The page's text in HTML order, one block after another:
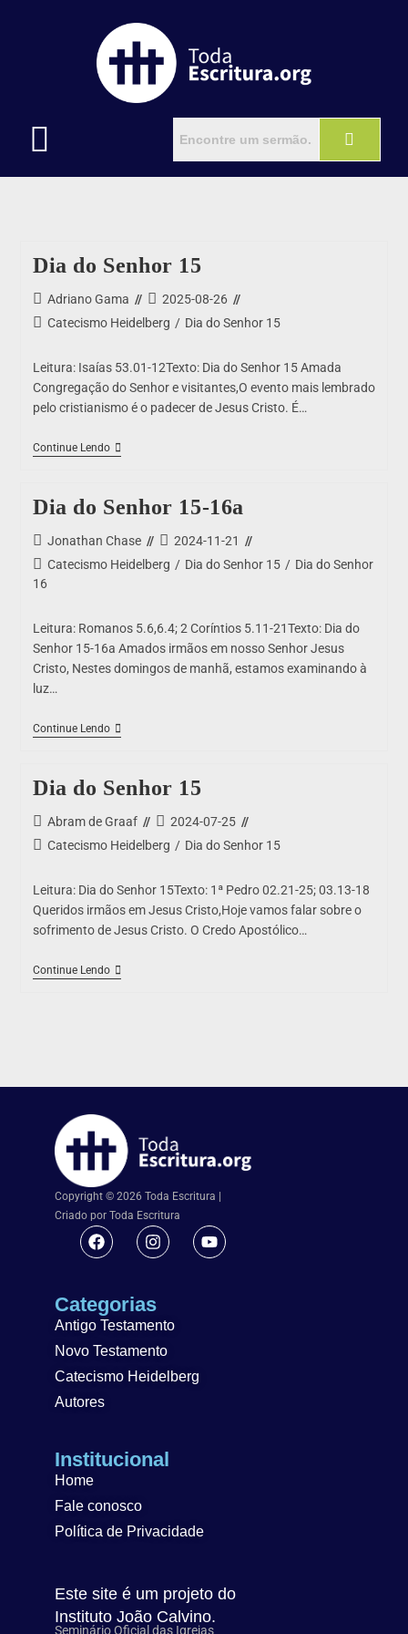
Dia do Senhor 15
Adriano Gama
2025-08-26
Catecismo Heidelberg / Dia do Senhor 15
Leitura: Isaías 53.01-12Texto: Dia do Senhor 15 Amada
Congregação do Senhor e visitantes,O evento mais lembrado
pelo cristianismo é o padecer de Jesus Cristo. É…
Continue Lendo
Dia do Senhor 15-16a
Jonathan Chase
2024-11-21
Catecismo Heidelberg / Dia do Senhor 15 / Dia do Senhor
16
Leitura: Romanos 5.6,6.4; 2 Coríntios 5.11-21Texto: Dia do
Senhor 15-16a Amados irmãos em nosso Senhor Jesus
Cristo, Nestes domingos de manhã, estamos examinando à
luz…
Continue Lendo
Dia do Senhor 15
Abram de Graaf
2024-07-25
Catecismo Heidelberg / Dia do Senhor 15
Leitura: Dia do Senhor 15Texto: 1ª Pedro 02.21-25; 03.13-18
Queridos irmãos em Jesus Cristo,Hoje vamos falar sobre o
sofrimento de Jesus Cristo. O Credo Apostólico…
Continue Lendo
Copyright © 2026 Toda Escritura |
Criado por Toda Escritura
Categorias
Antigo Testamento
Novo Testamento
Catecismo Heidelberg
Autores
Institucional
Home
Fale conosco
Política de Privacidade
Este site é um projeto do
Instituto João Calvino.
Seminário Oficial das Igrejas